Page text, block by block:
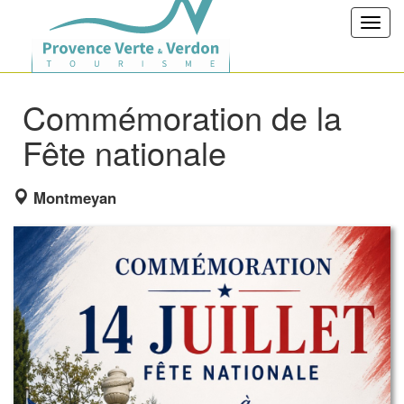
Commémoration de la
Fête nationale
Montmeyan